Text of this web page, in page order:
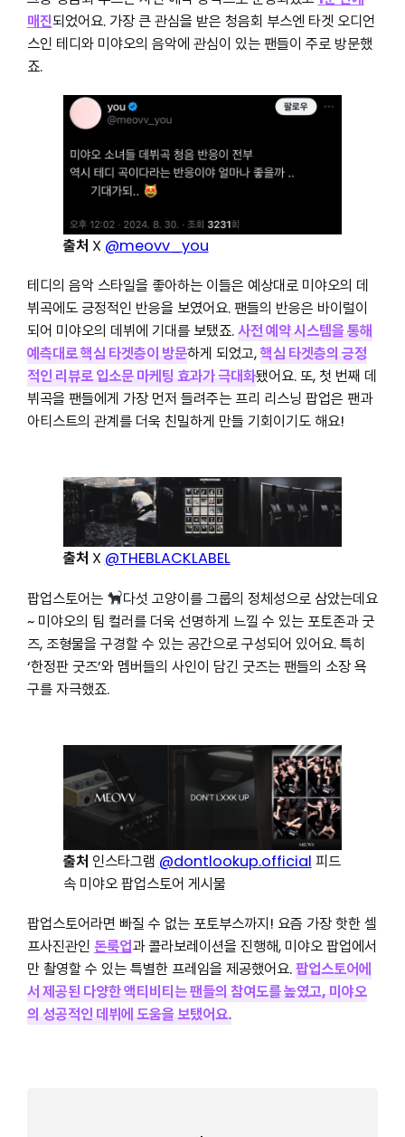
매진되었어요. 가장 큰 관심을 받은 청음회 부스엔 타겟 오디언
스인 테디와 미야오의 음악에 관심이 있는 팬들이 주로 방문했
죠.
출처 X @meovv_you
테디의 음악 스타일을 좋아하는 이들은 예상대로 미야오의 데
뷔곡에도 긍정적인 반응을 보였어요. 팬들의 반응은 바이럴이
되어 미야오의 데뷔에 기대를 보탰죠.사전 예약 시스템을 통해
예측대로 핵심 타겟층이 방문하게 되었고,핵심 타겟층의 긍정
적인 리뷰로 입소문 마케팅 효과가 극대화됐어요. 또, 첫 번째 데
뷔곡을 팬들에게 가장 먼저 들려주는 프리 리스닝 팝업은 팬과
아티스트의 관계를 더욱 친밀하게 만들 기회이기도 해요!
출처 X @THEBLACKLABEL
팝업스토어는
다섯 고양이를 그룹의 정체성으로 삼았는데요
~ 미야오의 팀 컬러를 더욱 선명하게 느낄 수 있는 포토존과 굿
즈, 조형물을 구경할 수 있는 공간으로 구성되어 있어요. 특히
‘한정판 굿즈’와 멤버들의 사인이 담긴 굿즈는 팬들의 소장 욕
구를 자극했죠.
출처 인스타그램 @dontlookup.official 피드
속 미야오 팝업스토어 게시물
팝업스토어라면 빠질 수 없는 포토부스까지! 요즘 가장 핫한 셀
프사진관인 돈룩업과 콜라보레이션을 진행해, 미야오 팝업에서
만 촬영할 수 있는 특별한 프레임을 제공했어요.팝업스토어에
서 제공된 다양한 액티비티는 팬들의 참여도를 높였고, 미야오
의 성공적인 데뷔에 도움을 보탰어요.